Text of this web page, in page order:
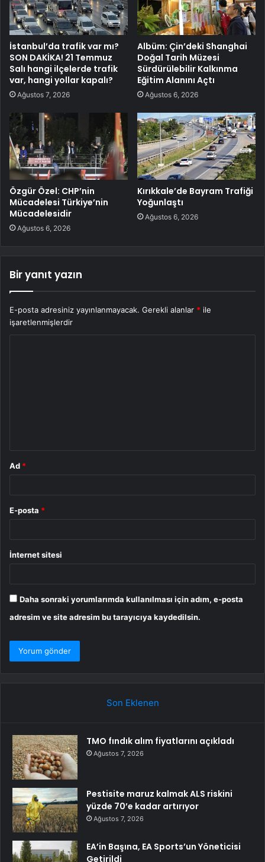
İstanbul’da trafik var mı?
SON DAKİKA! 21 Temmuz
Salı hangi ilçelerde trafik
var, hangi yollar kapalı?
Ağustos 7, 2026
Albüm: Çin’deki Shanghai
Doğal Tarih Müzesi
Sürdürülebilir Kalkınma
Eğitim Alanını Açtı
Ağustos 6, 2026
Özgür Özel: CHP’nin
Mücadelesi Türkiye’nin
Mücadelesidir
Ağustos 6, 2026
Kırıkkale’de Bayram Trafiği
Yoğunlaştı
Ağustos 6, 2026
Bir yanıt yazın
E-posta adresiniz yayınlanmayacak. Gerekli alanlar * ile
işaretlenmişlerdir
Ad *
E-posta *
İnternet sitesi
Daha sonraki yorumlarımda kullanılması için adım, e-posta
adresim ve site adresim bu tarayıcıya kaydedilsin.
Son Eklenen
TMO fındık alım fiyatlarını açıkladı
Ağustos 7, 2026
Pestisite maruz kalmak ALS riskini
yüzde 70’e kadar artırıyor
Ağustos 7, 2026
EA’in Başına, EA Sports’un Yöneticisi
Getirildi